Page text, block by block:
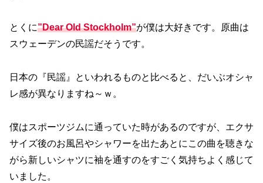
とくに”Dear Old Stockholm”が僕は大好きです。原曲は
スウェーデンの民謡だそうです。
日本の『民謡』といわれるものと比べると、だいぶオシャ
レ感が異なりますね～ｗ。
僕はスポーツジムに通っていた時があるのですが、エクサ
サイズ後のお風呂やシャワーを出たあとにこの曲を聴きな
がら新しいシャツに袖を通すのをすごく気持ちよく感じて
いました。